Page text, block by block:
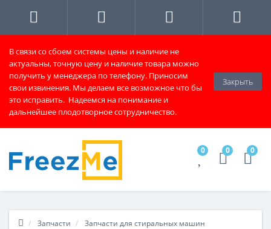
В связи со сбоем системы цены и наличие не
актуальны, точную цену и наличие товара можно
получить у менеджера по телефону. Приносим
свои извинения. Мы делаем все возможное что бы
это исправить. Надеемся на понимание и
дальнейшее плодотворное сотрудничество.
Закрыть
0 0 0
Запчасти
Запчасти для стиральных машин